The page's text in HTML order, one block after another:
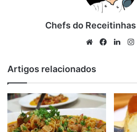
Ingredientes da
na travessa
Ingredientes da torta de batata na
Modo de preparo
Tabela de conteúdos
Dicas adicionais da torta de batata
10 Formas de Usar a Forma de
Facilitar sua Vida
Chefs do
Website
Artigos relacionados